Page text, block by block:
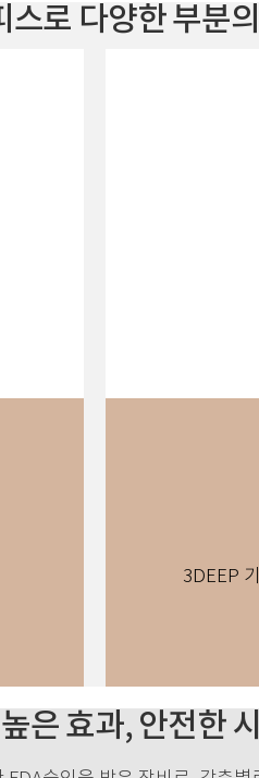
스로 다양한 부분
3DEEP
은 효과, 안전한